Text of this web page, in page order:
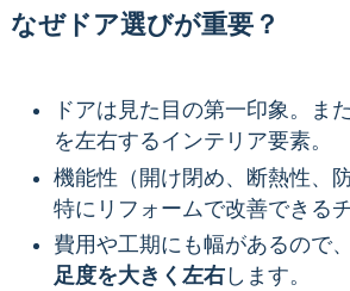
なぜドア選びが重要？
ドアは見た目の第一印象。ま
を左右するインテリア要素。
機能性（開け閉め、断熱性、
特にリフォームで改善できるチ
費用や工期にも幅があるので、
足度を大きく左右します。